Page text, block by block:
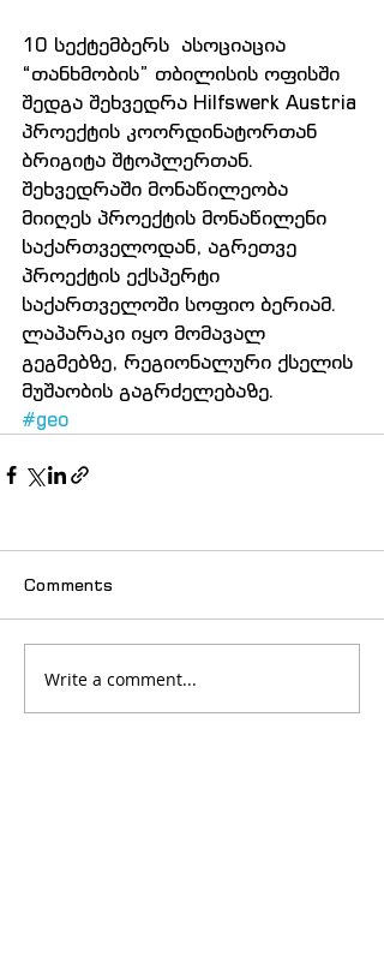
10 სექტემბერს  ასოციაცია
“თანხმობის” თბილისის ოფისში
შედგა შეხვედრა Hilfswerk Austria
პროექტის კოორდინატორთან
ბრიგიტა შტოპლერთან.
შეხვედრაში მონაწილეობა
მიიღეს პროექტის მონაწილენი
საქართველოდან, აგრეთვე
პროექტის ექსპერტი
საქართველოში სოფიო ბერიამ.
ლაპარაკი იყო მომავალ
გეგმებზე, რეგიონალური ქსელის
მუშაობის გაგრძელებაზე.
#geo
Comments
Write a comment...